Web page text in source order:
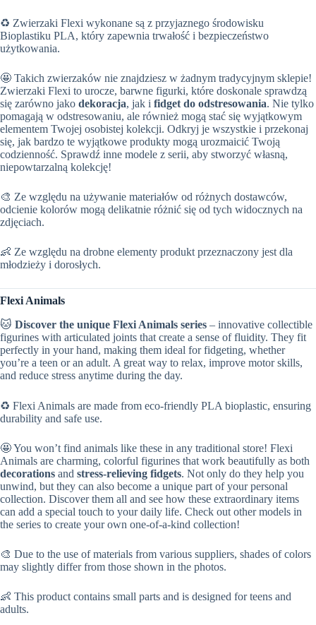
♻️ Zwierzaki Flexi wykonane są z przyjaznego środowisku
Bioplastiku PLA, który zapewnia trwałość i bezpieczeństwo
użytkowania.
🤩 Takich zwierzaków nie znajdziesz w żadnym tradycyjnym sklepie!
Zwierzaki Flexi to urocze, barwne figurki, które doskonale sprawdzą
się zarówno jako dekoracja, jak i fidget do odstresowania. Nie tylko
pomagają w odstresowaniu, ale również mogą stać się wyjątkowym
elementem Twojej osobistej kolekcji. Odkryj je wszystkie i przekonaj
się, jak bardzo te wyjątkowe produkty mogą urozmaicić Twoją
codzienność. Sprawdź inne modele z serii, aby stworzyć własną,
niepowtarzalną kolekcję!
🎨 Ze względu na używanie materiałów od różnych dostawców,
odcienie kolorów mogą delikatnie różnić się od tych widocznych na
zdjęciach.
👶 Ze względu na drobne elementy produkt przeznaczony jest dla
młodzieży i dorosłych.
Flexi Animals
🐱 Discover the unique Flexi Animals series – innovative collectible
figurines with articulated joints that create a sense of fluidity. They fit
perfectly in your hand, making them ideal for fidgeting, whether
you’re a teen or an adult. A great way to relax, improve motor skills,
and reduce stress anytime during the day.
♻️ Flexi Animals are made from eco-friendly PLA bioplastic, ensuring
durability and safe use.
🤩 You won’t find animals like these in any traditional store! Flexi
Animals are charming, colorful figurines that work beautifully as both
decorations and stress-relieving fidgets. Not only do they help you
unwind, but they can also become a unique part of your personal
collection. Discover them all and see how these extraordinary items
can add a special touch to your daily life. Check out other models in
the series to create your own one-of-a-kind collection!
🎨 Due to the use of materials from various suppliers, shades of colors
may slightly differ from those shown in the photos.
👶 This product contains small parts and is designed for teens and
adults.